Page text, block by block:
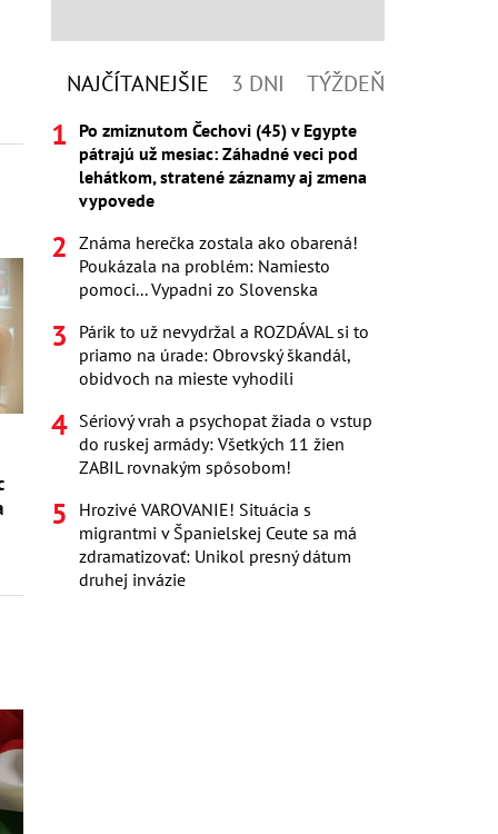
NAJČÍTANEJŠIE 3 DNI TÝŽDEŇ
Po zmiznutom Čechovi (45) v Egypte
pátrajú už mesiac: Záhadné veci pod
lehátkom, stratené záznamy aj zmena
vypovede
Známa herečka zostala ako obarená!
Poukázala na problém: Namiesto
pomoci... Vypadni zo Slovenska
Párik to už nevydržal a ROZDÁVAL si to
priamo na úrade: Obrovský škandál,
obidvoch na mieste vyhodili
Sériový vrah a psychopat žiada o vstup
do ruskej armády: Všetkých 11 žien
ZABIL rovnakým spôsobom!
Hrozivé VAROVANIE! Situácia s
migrantmi v Španielskej Ceute sa má
zdramatizovať: Unikol presný dátum
druhej invázie